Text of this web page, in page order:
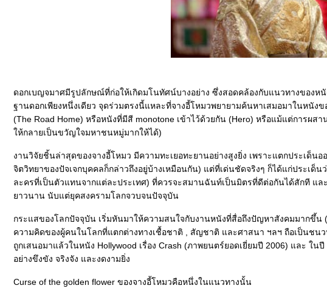
ดอกเบญจมาศมีรูปลักษณ์ที่ก่อให้เกิดมโนทัศน์บางอย่าง ซึ่งสอดคล้องกับแนวทางของห
ฐานดอกเพียงหนึ่งเดียว จุดร่วมตรงนี้แหละที่จางอี้โหมวพยายามค้นหาเสมอมาในหนัง
(The Road Home) หรือหนังที่มีสี monotone เข้าไว้ด้วยกัน (Hero) หรือแม้แต่การผ
ห้กลายเป็นขวัญใจมหาชนหมู่มากให้ได้)
งานวิจัยชิ้นล่าสุดของจางอี้โหมว มีความทะเยอทะยานอย่างสูงยิ่ง เพราะแตกประเด็น
จิตวิทยาของปัจเจกบุคคลก็กล่าวถึงอยู่บ้างเหมือนกัน) แต่ที่เด่นชัดจริงๆ ก็ได้แก่ประเ
ละครที่เป็นตัวแทนจากแต่ละประเทศ) ที่ควรจะสมานฉันท์เป็นมิตรที่ดีต่อกันได้สักที แ
าวนาน นับแต่ยุคสงครามโลกจวบจนปัจจุบัน
กระแสของโลกปัจจุบัน เริ่มหันมาให้ความสนใจกับงานหนังที่สื่อถึงปัญหาสังคมมากขึ้
ความคิดของผู้คนในโลกที่แตกต่างทางเชื้อชาติ , สัญชาติ และศาสนา ฯลฯ ถือเป็นช
ถูกเสนอมาแล้วในหนัง Hollywood เรื่อง Crash (ภาพยนตร์ยอดเยี่ยมปี 2006) และ ใ
อย่างขึงขัง จริงจัง และงดงามยิ่ง
Curse of the golden flower ของจางอี้โหมวคือหนึ่งในแนวทางนั้น